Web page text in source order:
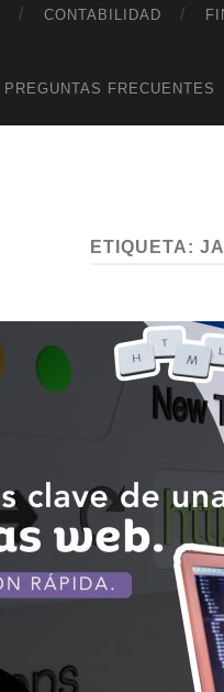
CONTABILIDAD
PREGUNTAS FRECUENTES
ETIQUETA: